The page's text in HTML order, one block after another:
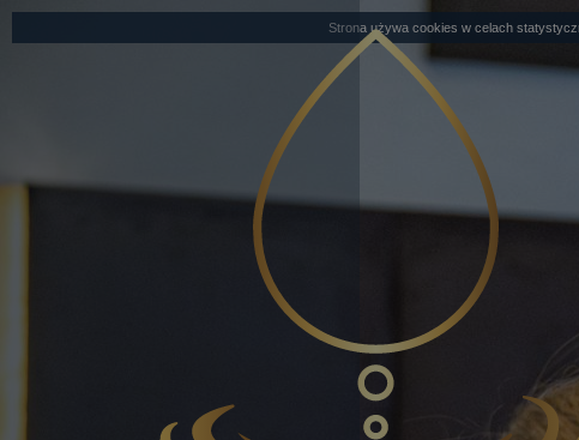
Strona używa cookies w celach